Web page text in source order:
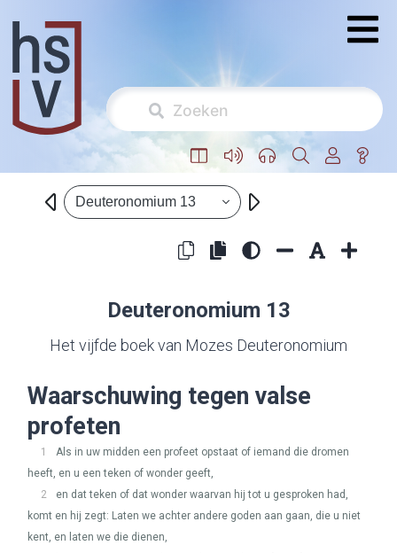
Deuteronomium 13
Deuteronomium 13
Het vijfde boek van Mozes Deuteronomium
Waarschuwing tegen valse
profeten
1
Als in uw midden een profeet opstaat of iemand die dromen
heeft, en u een teken of wonder geeft,
2
en dat teken of dat wonder waarvan hij tot u gesproken had,
komt en hij zegt: Laten we achter andere goden aan gaan, die u niet
kent, en laten we die dienen,